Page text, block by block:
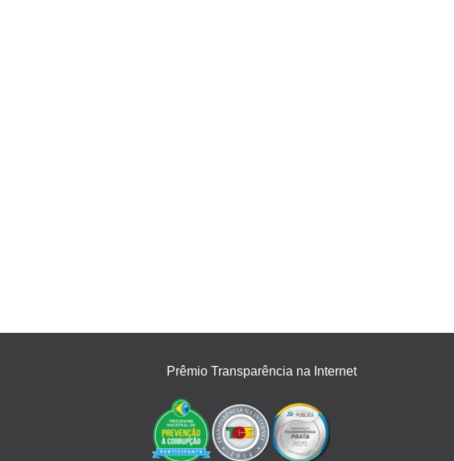
Prêmio Transparência na Internet